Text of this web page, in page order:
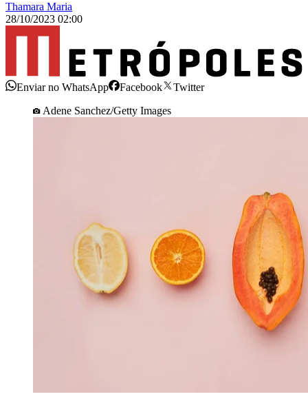
Thamara Maria
28/10/2023 02:00
Enviar no WhatsApp Facebook
Twitter
Adene Sanchez/Getty Images